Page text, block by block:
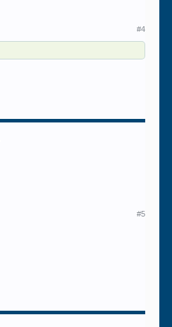
#4
#5